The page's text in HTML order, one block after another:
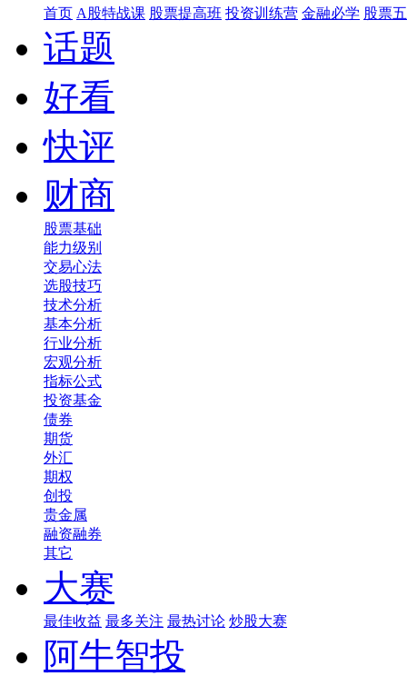
首页 A股特战课 股票提高班 投资训练营 金融必学 股票
话题
好看
快评
财商
股票基础
能力级别
交易心法
选股技巧
技术分析
基本分析
行业分析
宏观分析
指标公式
投资基金
债券
期货
外汇
期权
创投
贵金属
融资融券
其它
大赛
最佳收益 最多关注 最热讨论 炒股大赛
阿牛智投